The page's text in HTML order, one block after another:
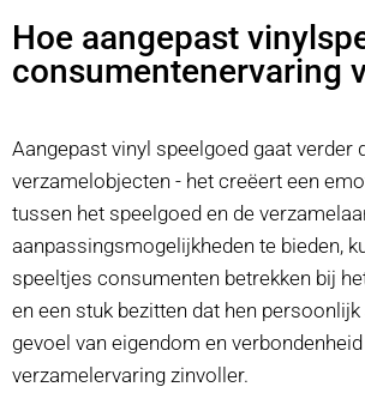
Hoe aangepast
consumentenervaring
Aangepast vinyl speelgoed gaat verder
verzamelobjecten - het creëert een
tussen het speelgoed en de
aanpassingsmogelijkheden te bieden,
speeltjes consumenten betrekken bij
en een stuk bezitten dat hen
gevoel van eigendom en
verzamelervaring zinvoller.